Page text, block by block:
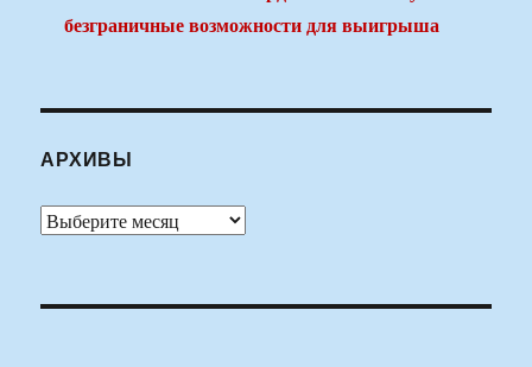
безграничные возможности для выигрыша
АРХИВЫ
Архивы